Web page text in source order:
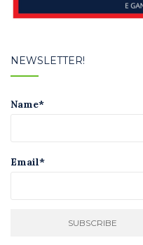
NEWSLETTER!
Name*
Email*